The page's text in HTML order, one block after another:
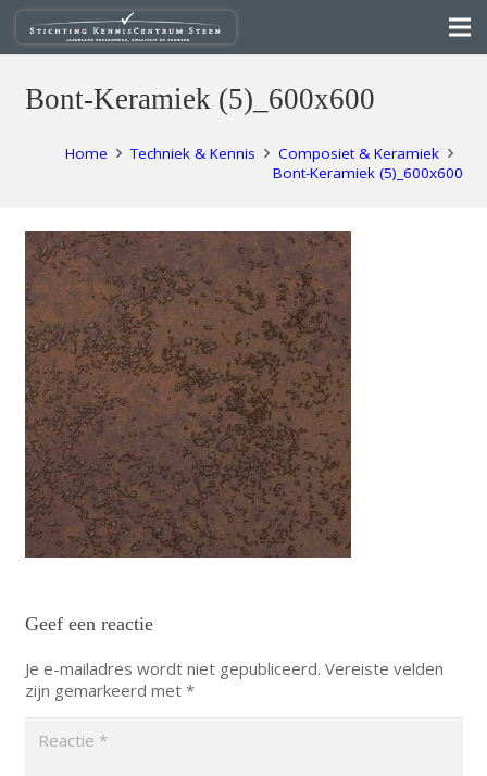
Bont-Keramiek (5)_600x600
Home Techniek & Kennis
Composiet & Keramiek
Bont-Keramiek (5)_600x600
Geef een reactie
Je e-mailadres wordt niet gepubliceerd. Vereiste velden
zijn gemarkeerd met *